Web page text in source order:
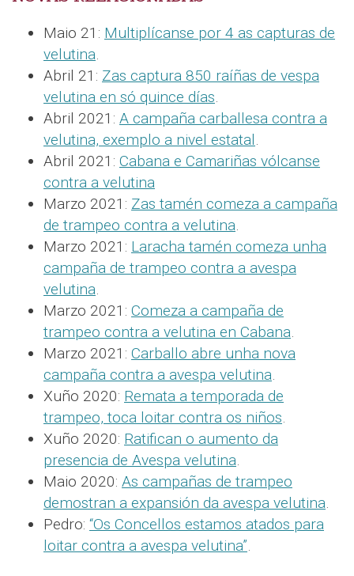
Maio 21: Multiplícanse por 4 as capturas de
velutina.
Abril 21: Zas captura 850 raíñas de vespa
velutina en só quince días.
Abril 2021: A campaña carballesa contra a
velutina, exemplo a nivel estatal.
Abril 2021: Cabana e Camariñas vólcanse
contra a velutina
Marzo 2021: Zas tamén comeza a campaña
de trampeo contra a velutina.
Marzo 2021: Laracha tamén comeza unha
campaña de trampeo contra a avespa
velutina.
Marzo 2021: Comeza a campaña de
trampeo contra a velutina en Cabana.
Marzo 2021: Carballo abre unha nova
campaña contra a avespa velutina.
Xuño 2020: Remata a temporada de
trampeo, toca loitar contra os niños.
Xuño 2020: Ratifican o aumento da
presencia de Avespa velutina.
Maio 2020: As campañas de trampeo
demostran a expansión da avespa velutina.
Pedro: “Os Concellos estamos atados para
loitar contra a avespa velutina”.